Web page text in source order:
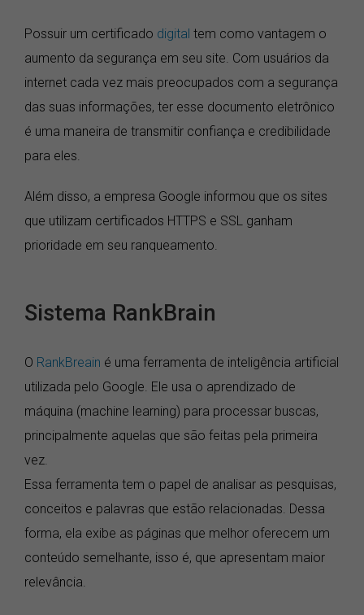
Possuir um certificado digital tem como vantagem o
aumento da segurança em seu site. Com usuários da
internet cada vez mais preocupados com a segurança
das suas informações, ter esse documento eletrônico
é uma maneira de transmitir confiança e credibilidade
para eles.
Além disso, a empresa Google informou que os sites
que utilizam certificados HTTPS e SSL ganham
prioridade em seu ranqueamento.
Sistema RankBrain
O RankBreain é uma ferramenta de inteligência artificial
utilizada pelo Google. Ele usa o aprendizado de
máquina (machine learning) para processar buscas,
principalmente aquelas que são feitas pela primeira
vez.
Essa ferramenta tem o papel de analisar as pesquisas,
conceitos e palavras que estão relacionadas. Dessa
forma, ela exibe as páginas que melhor oferecem um
conteúdo semelhante, isso é, que apresentam maior
relevância.